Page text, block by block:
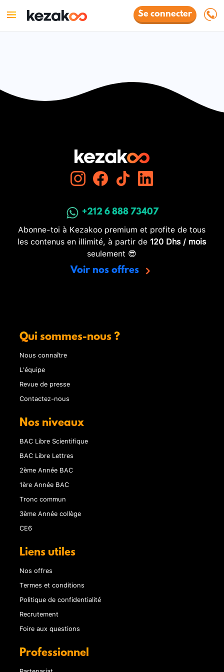
Se connecter
+212 6 888 73407
Abonne-toi à Kezakoo premium et profite de tous
les contenus en illimité, à partir de 120 Dhs / mois
seulement 😎
Voir nos offres
Qui sommes-nous ?
Nous connaître
L'équipe
Revue de presse
Contactez-nous
Nos niveaux
BAC Libre Scientifique
BAC Libre Lettres
2ème Année BAC
1ère Année BAC
Tronc commun
3ème Année collège
CE6
Liens utiles
Nos offres
Termes et conditions
Politique de confidentialité
Recrutement
Foire aux questions
Professionnel